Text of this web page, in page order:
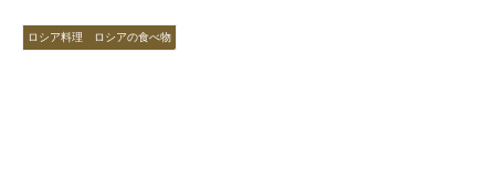
ロシア料理 ロシアの食べ物